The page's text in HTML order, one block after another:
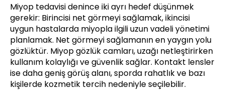
Miyop tedavisi denince iki ayrı hedef düşünmek
gerekir: Birincisi net görmeyi sağlamak, ikincisi
uygun hastalarda miyopla ilgili uzun vadeli yönetimi
planlamak. Net görmeyi sağlamanın en yaygın yolu
gözlüktür. Miyop gözlük camları, uzağı netleştirirken
kullanım kolaylığı ve güvenlik sağlar. Kontakt lensler
ise daha geniş görüş alanı, sporda rahatlık ve bazı
kişilerde kozmetik tercih nedeniyle seçilebilir.